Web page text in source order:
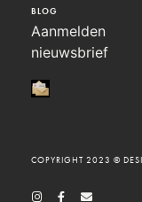
BLOG
Aanmelden
nieuwsbrief
COPYRIGHT 2023 ©